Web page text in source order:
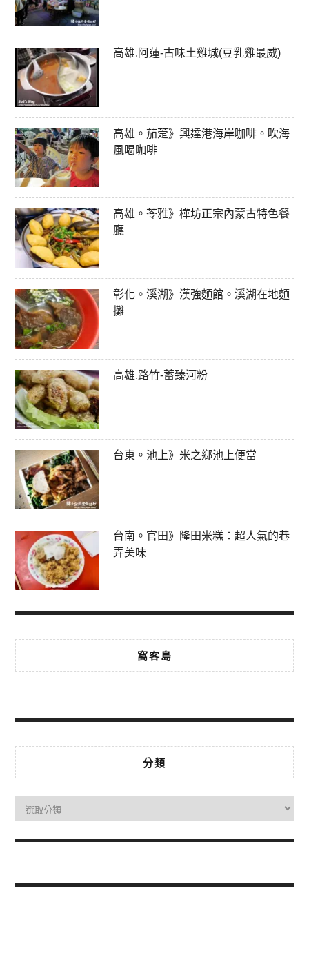
高雄.阿蓮-古味土雞城(豆乳雞最威)
高雄。茄萣》興達港海岸咖啡。吹海
風喝咖啡
高雄。苓雅》樺坊正宗內蒙古特色餐
廳
彰化。溪湖》漢強麵館。溪湖在地麵
攤
高雄.路竹-蓄臻河粉
台東。池上》米之鄉池上便當
台南。官田》隆田米糕：超人氣的巷
弄美味
窩客島
分類